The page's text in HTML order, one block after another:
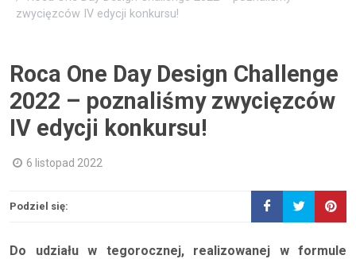
zwycięzców IV edycji konkursu!
Roca One Day Design Challenge
2022 – poznaliśmy zwycięzców
IV edycji konkursu!
6 listopad 2022
Podziel się:
Do udziału w tegorocznej, realizowanej w formule